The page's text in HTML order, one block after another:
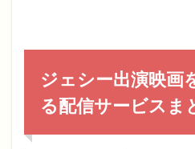
ジェシー出演映画
る配信サービスま